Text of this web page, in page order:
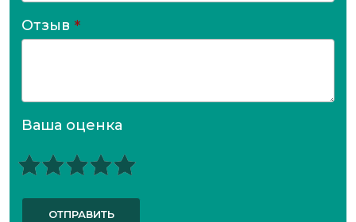
Отзыв *
Ваша оценка
ОТПРАВИТЬ